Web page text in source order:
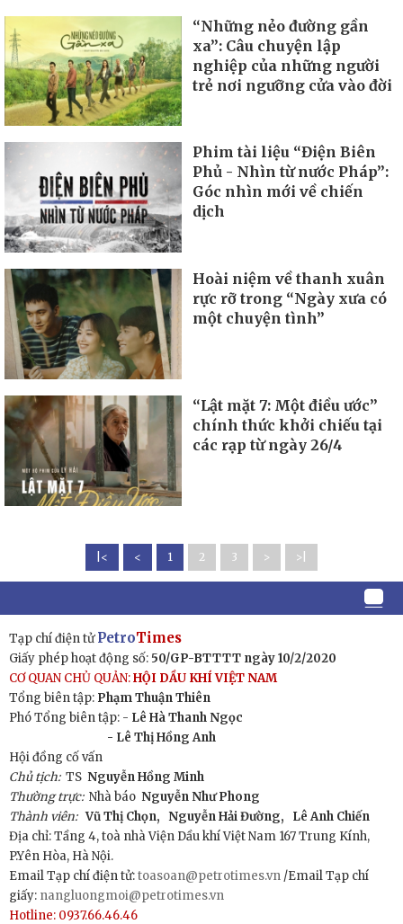
“Những nẻo đường gần
xa”: Câu chuyện lập
nghiệp của những người
trẻ nơi ngưỡng cửa vào đời
Phim tài liệu “Điện Biên
Phủ - Nhìn từ nước Pháp”:
Góc nhìn mới về chiến
dịch
Hoài niệm về thanh xuân
rực rỡ trong “Ngày xưa có
một chuyện tình”
“Lật mặt 7: Một điều ước”
chính thức khởi chiếu tại
các rạp từ ngày 26/4
|< < 1 2 3 > >|
Tạp chí điện tửPetroTimes
Giấy phép hoạt động số: 50/GP-BTTTT ngày 10/2/2020
CƠ QUAN CHỦ QUẢN:HỘI DẦU KHÍ VIỆT NAM
Tổng biên tập: Phạm Thuận Thiên
Phó Tổng biên tập: - Lê Hà Thanh Ngọc
- Lê Thị Hồng Anh
Hội đồng cố vấn
Chủ tịch:TS Nguyễn Hồng Minh
Thường trực: Nhà báo Nguyễn Như Phong
Thành viên: Vũ Thị Chọn, Nguyễn Hải Đường,
Lê Anh Chiến
Địa chỉ: Tầng 4, toà nhà Viện Dầu khí Việt Nam 167 Trung Kính,
P.Yên Hòa, Hà Nội.
Email Tạp chí điện tử:toasoan@petrotimes.vn /Email Tạp chí
giấy: nangluongmoi@petrotimes.vn
Hotline: 0937.66.46.46